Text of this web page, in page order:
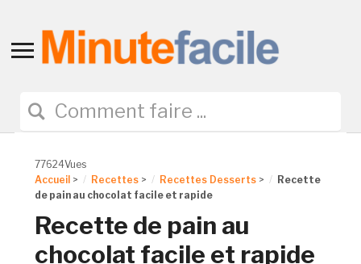
Toggle
navigation
77624Vues
Accueil > Recettes > Recettes Desserts >
Recette
de pain au chocolat facile et rapide
Recette de pain au
chocolat facile et rapide